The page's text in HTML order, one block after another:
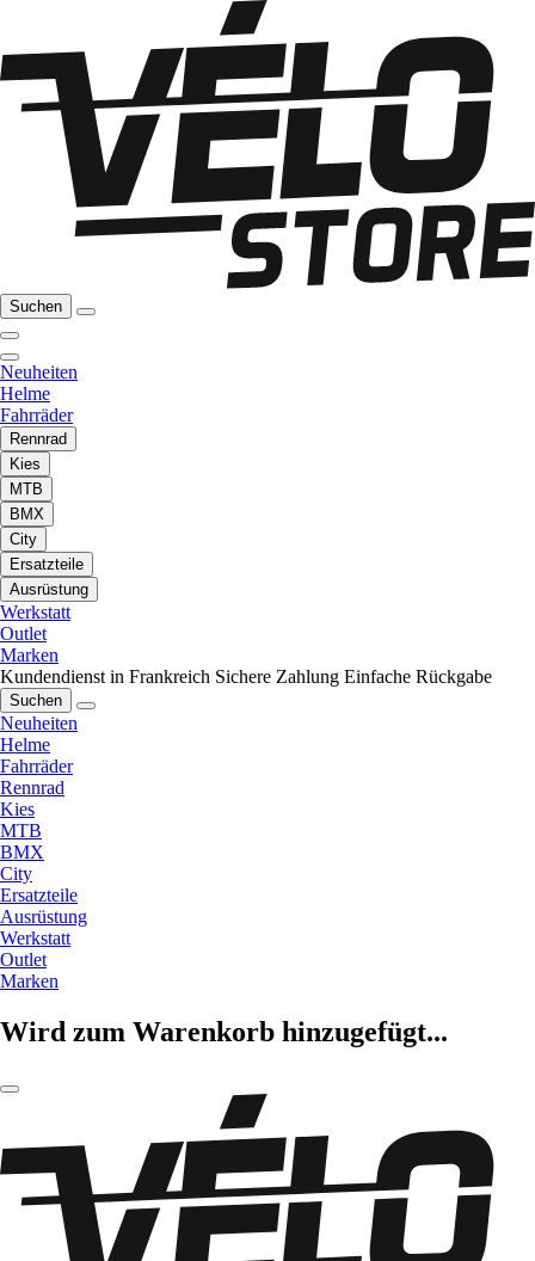
Suchen
Neuheiten
Helme
Fahrräder
Rennrad
Kies
MTB
BMX
City
Ersatzteile
Ausrüstung
Werkstatt
Outlet
Marken
Kundendienst in Frankreich Sichere Zahlung Einfache Rückgabe
Suchen
Neuheiten
Helme
Fahrräder
Rennrad
Kies
MTB
BMX
City
Ersatzteile
Ausrüstung
Werkstatt
Outlet
Marken
Wird zum Warenkorb hinzugefügt...